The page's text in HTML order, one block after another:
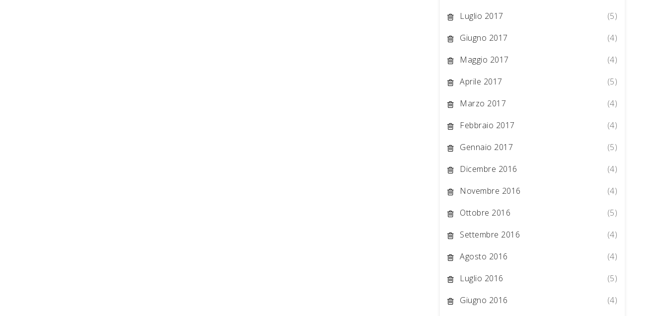
Luglio 2017
(5)
Giugno 2017
(4)
Maggio 2017
(4)
Aprile 2017
(5)
Marzo 2017
(4)
Febbraio 2017
(4)
Gennaio 2017
(5)
Dicembre 2016
(4)
Novembre 2016
(4)
Ottobre 2016
(5)
Settembre 2016
(4)
Agosto 2016
(4)
Luglio 2016
(5)
Giugno 2016
(4)